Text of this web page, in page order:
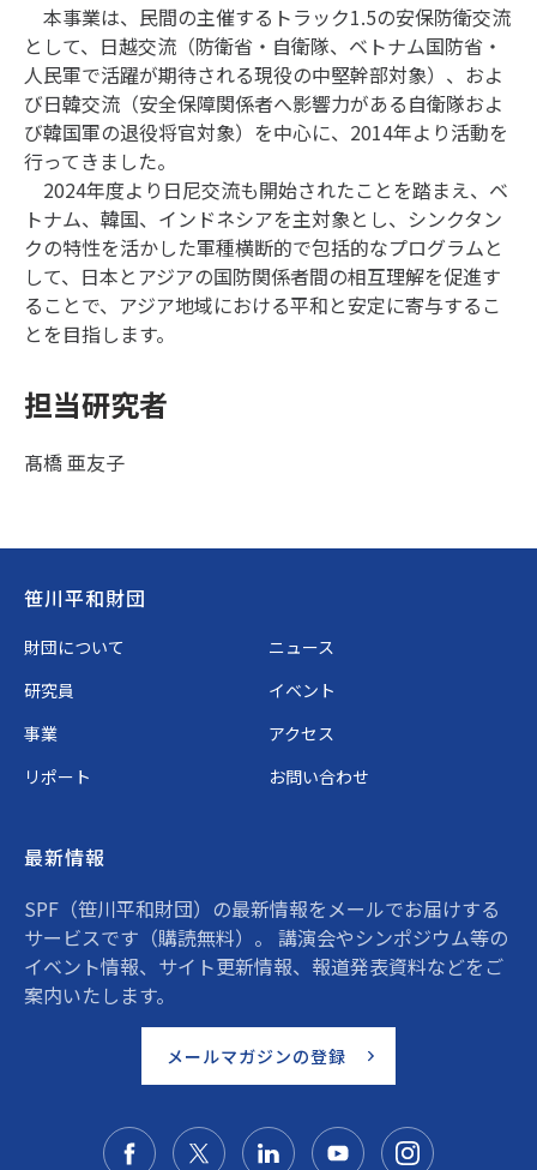
本事業は、民間の主催するトラック1.5の安保防衛交流
として、日越交流（防衛省・自衛隊、ベトナム国防省・
人民軍で活躍が期待される現役の中堅幹部対象）、およ
び日韓交流（安全保障関係者へ影響力がある自衛隊およ
び韓国軍の退役将官対象）を中心に、2014年より活動を
行ってきました。
2024年度より日尼交流も開始されたことを踏まえ、ベ
トナム、韓国、インドネシアを主対象とし、シンクタン
クの特性を活かした軍種横断的で包括的なプログラムと
して、日本とアジアの国防関係者間の相互理解を促進す
ることで、アジア地域における平和と安定に寄与するこ
とを目指します。
担当研究者
髙橋 亜友子
Footer
笹川平和財団
財団について
ニュース
研究員
イベント
事業
アクセス
リポート
お問い合わせ
最新情報
SPF（笹川平和財団）の最新情報をメールでお届けする
サービスです（購読無料）。 講演会やシンポジウム等の
イベント情報、サイト更新情報、報道発表資料などをご
案内いたします。
メールマガジンの登録